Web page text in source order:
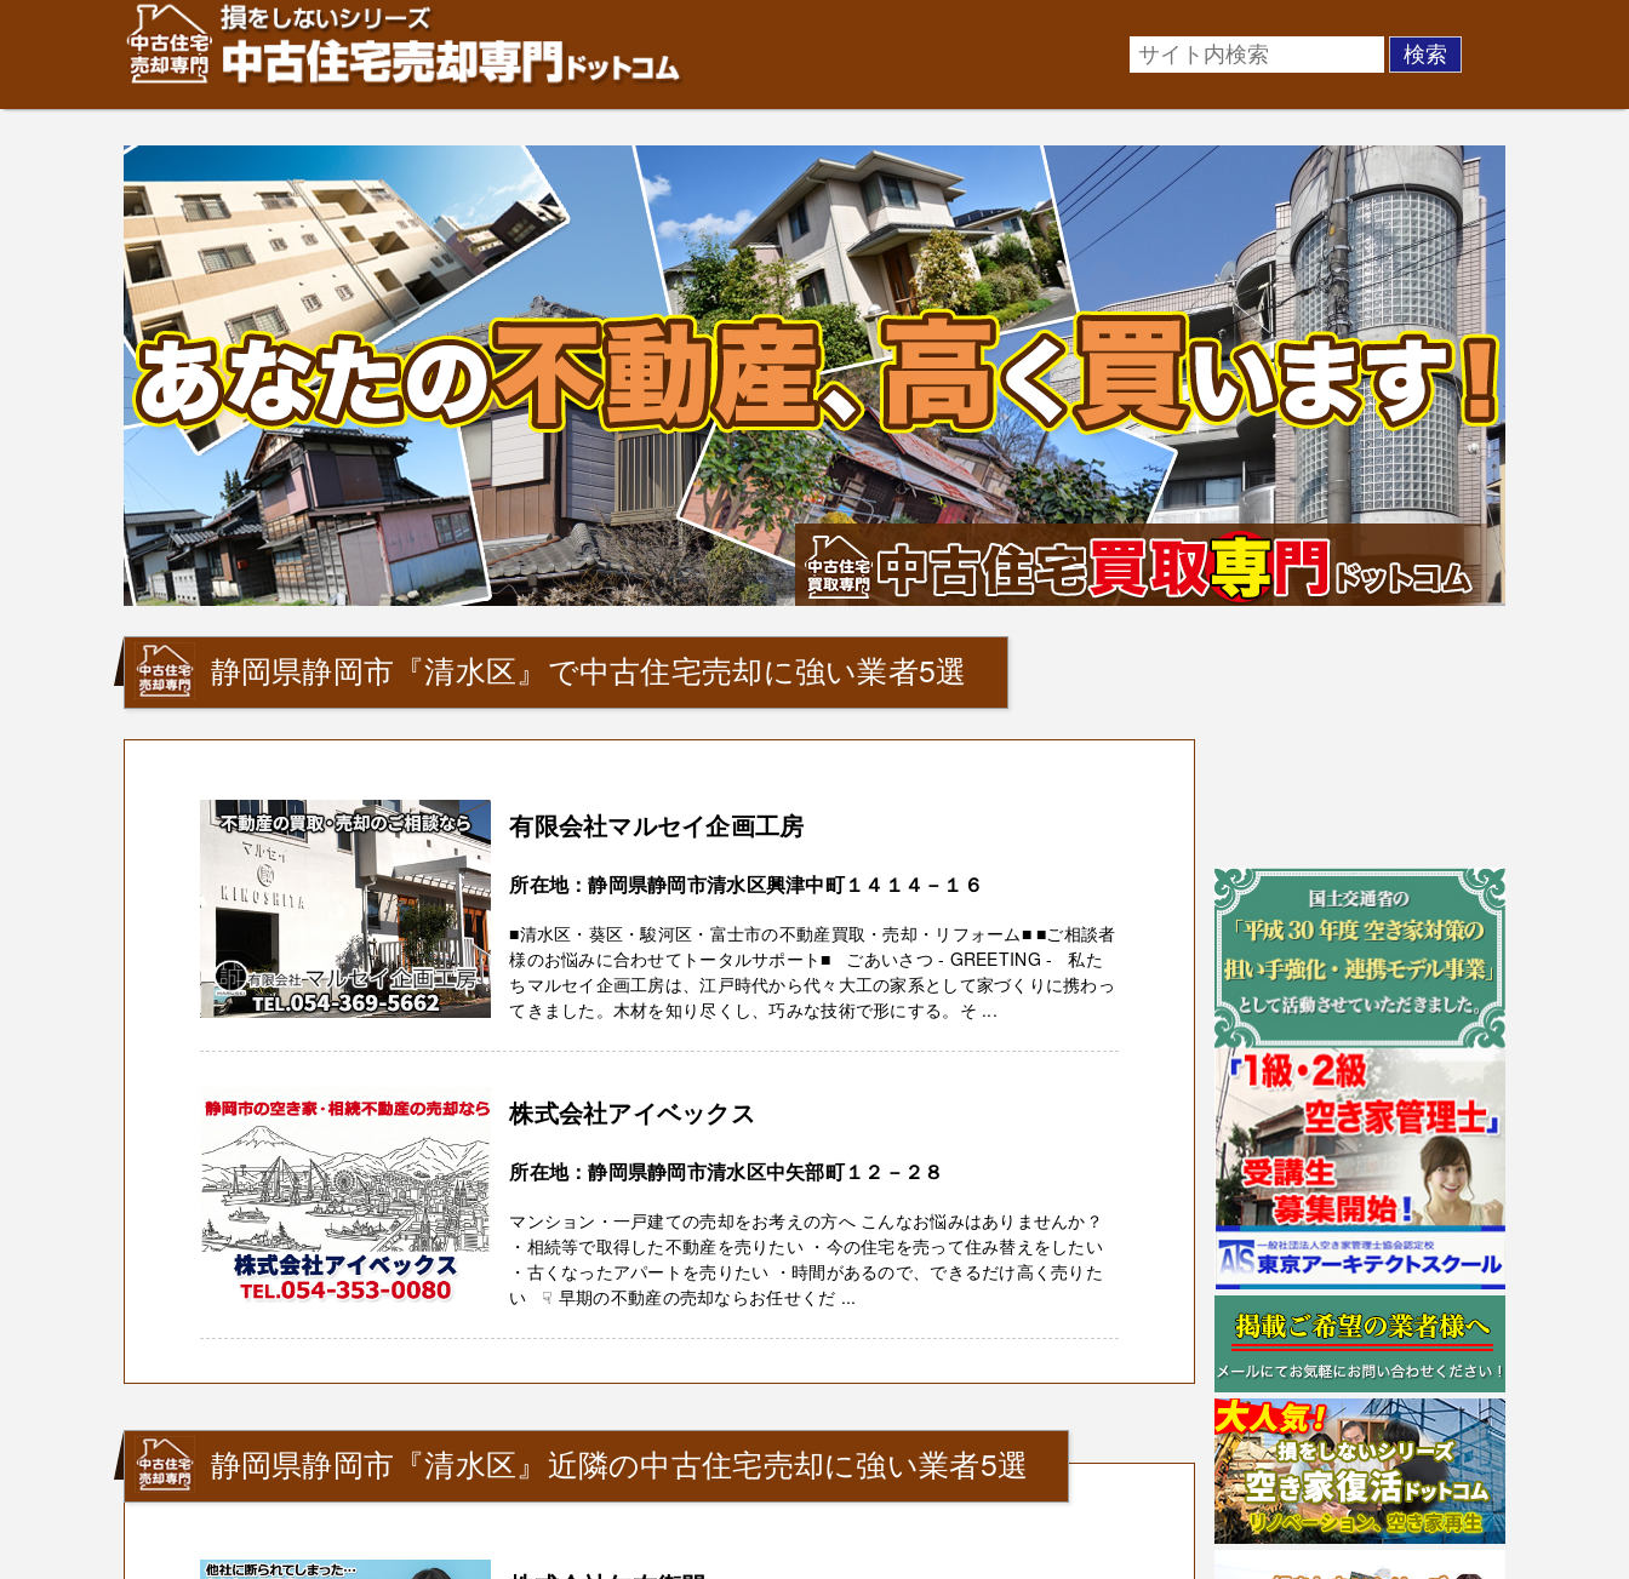
住宅・建物の「売却」は「個人」の方々が、「買取」は不動産や開発等の「業者」が物件を買います。一般的に「売却」は時間はかかるが相場に準じた売却金額、「買取」は短期ではあるが相場より
安めの売却金額と言われています。住宅・建物の売却をご検討中の方はお気軽にご相談ください。中古住宅、相続不動産など、不動産売却のお悩みを全国の専門家が解決致します！
静岡県静岡市『清水区』で中古住宅売却に強い業者5選
有限会社マルセイ企画工房
所在地：静岡県静岡市清水区興津中町１４１４－１６
■清水区・葵区・駿河区・富士市の不動産買取・売却・リフォーム■ ■ご相談者
様のお悩みに合わせてトータルサポート■ ごあいさつ - GREETING - 私た
ちマルセイ企画工房は、江戸時代から代々大工の家系として家づくりに携わっ
てきました。木材を知り尽くし、巧みな技術で形にする。そ ...
株式会社アイベックス
所在地：静岡県静岡市清水区中矢部町１２－２８
マンション・一戸建ての売却をお考えの方へ こんなお悩みはありませんか？
・相続等で取得した不動産を売りたい ・今の住宅を売って住み替えをしたい
・古くなったアパートを売りたい ・時間があるので、できるだけ高く売りた
い ☟ 早期の不動産の売却ならお任せくだ ...
静岡県静岡市『清水区』近隣の中古住宅売却に強い業者5選